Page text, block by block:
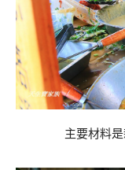
主要材料